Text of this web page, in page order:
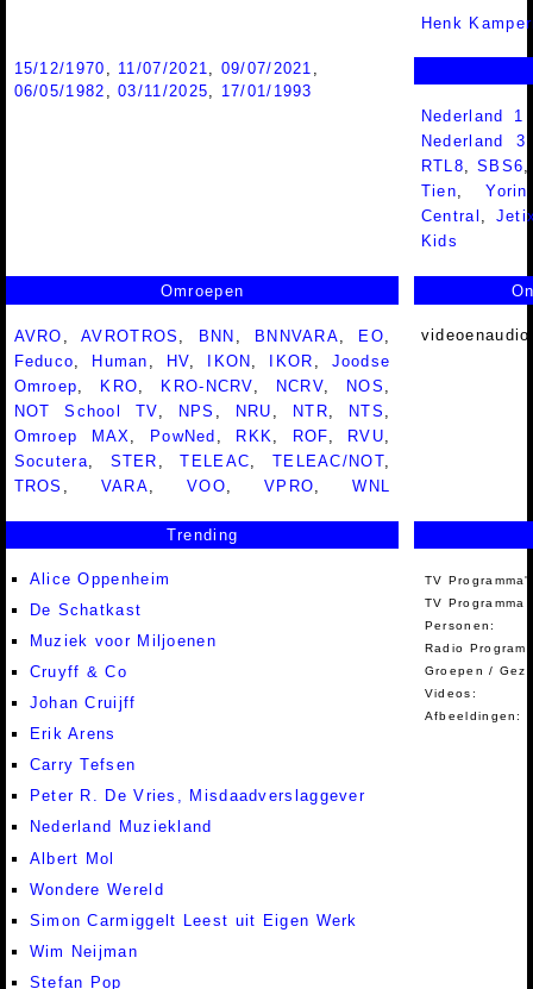
Henk
15/12/1970 11/07/2021 09/07/2021
06/05/1982 ,03/11/2025
17/01/1993
Nederland
Nederland
RTL8,SBS6
Tien,Yorin
Central ,
Kids
Omroepen
AVRO ,AVROTROS BNN BNNVARA EO
Feduco
Human HV IKON IKOR
Joodse
Omroep
KRO KRO-NCRV NCRV NOS
NOT School TV
NPS NRU NTR NTS
Omroep MAX
PowNed RKK ROF RVU
Socutera
STER ,TELEAC TELEAC/NOT
TROS
VARA ,VOO ,VPRO ,WNL
Trending
Alice Oppenheim
De Schatkast
Muziek voor Miljoenen
Cruyff & Co
Johan Cruijff
Erik Arens
Carry Tefsen
Peter R. De Vries, Misdaadverslaggever
Nederland Muziekland
Albert Mol
Wondere Wereld
Simon Carmiggelt Leest uit Eigen Werk
Wim Neijman
Stefan Pop
TV
TV Programma
Personen:
Radio
Groepen /
Videos:
Afbeeldingen: